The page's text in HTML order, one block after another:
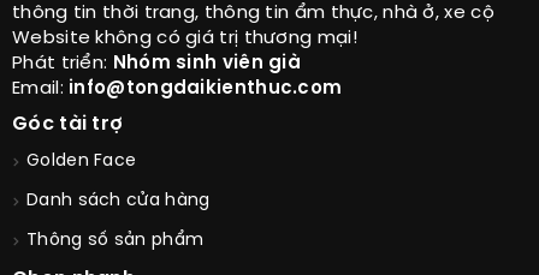
thông tin thời trang, thông tin ẩm thực, nhà ở, xe cộ
Website không có giá trị thương mại!
Phát triển: Nhóm sinh viên già
Email: info@tongdaikienthuc.com
Góc tài trợ
Golden Face
Danh sách cửa hàng
Thông số sản phẩm